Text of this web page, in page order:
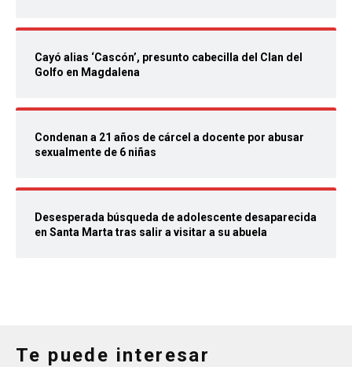
Cayó alias ‘Cascón’, presunto cabecilla del Clan del
Golfo en Magdalena
Condenan a 21 años de cárcel a docente por abusar
sexualmente de 6 niñas
Desesperada búsqueda de adolescente desaparecida
en Santa Marta tras salir a visitar a su abuela
Te puede interesar